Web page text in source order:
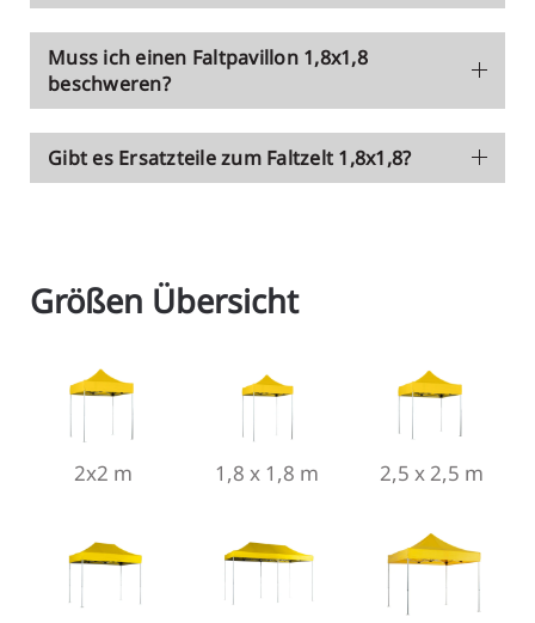
Muss ich einen Faltpavillon 1,8x1,8
beschweren?
Gibt es Ersatzteile zum Faltzelt 1,8x1,8?
Größen Übersicht
2x2 m 1,8 x 1,8 m 2,5 x 2,5 m